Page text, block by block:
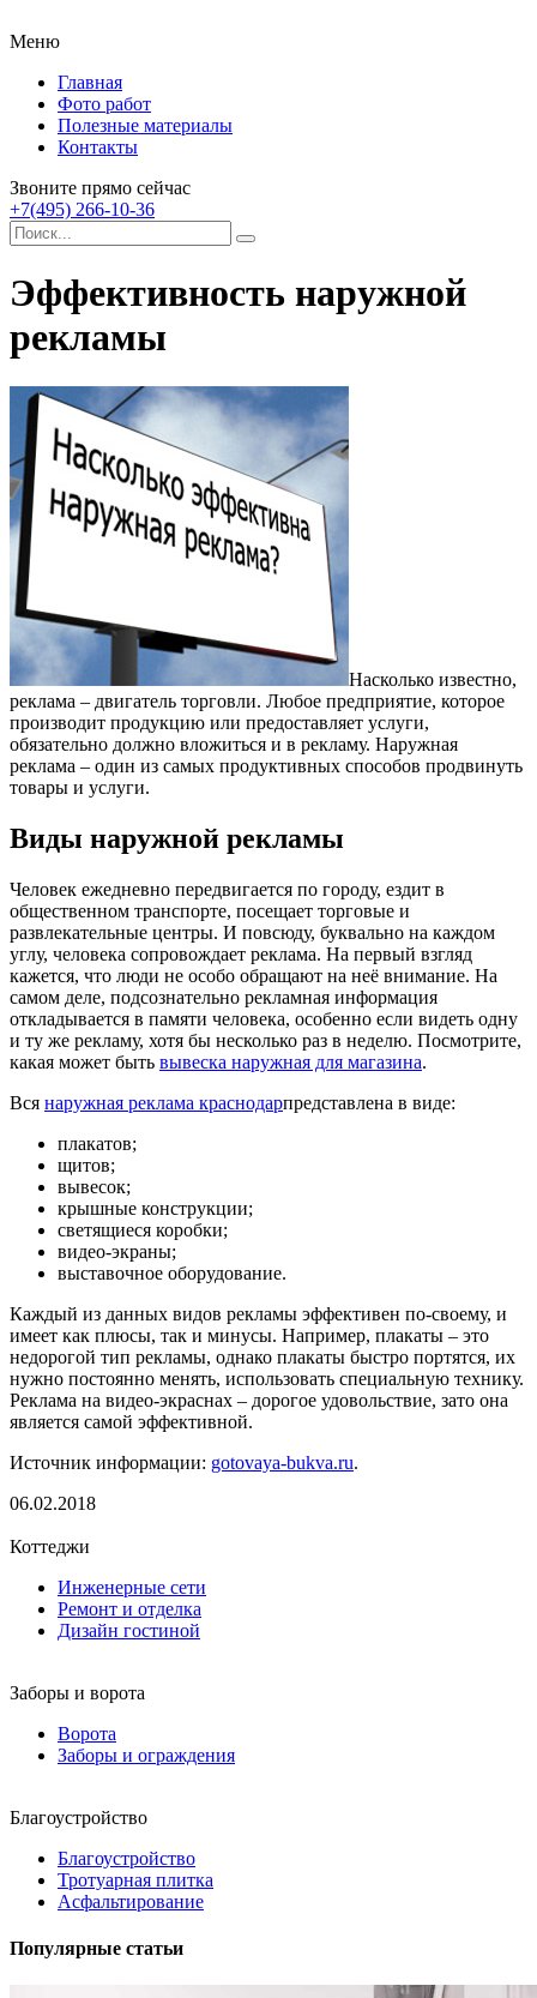
Меню
Главная
Фото работ
Полезные материалы
Контакты
Звоните прямо сейчас
+7(495) 266-10-36
Эффективность наружной
рекламы
Насколько известно,
реклама – двигатель торговли. Любое предприятие, которое
производит продукцию или предоставляет услуги,
обязательно должно вложиться и в рекламу. Наружная
реклама – один из самых продуктивных способов продвинуть
товары и услуги.
Виды наружной рекламы
Человек ежедневно передвигается по городу, ездит в
общественном транспорте, посещает торговые и
развлекательные центры. И повсюду, буквально на каждом
углу, человека сопровождает реклама. На первый взгляд
кажется, что люди не особо обращают на неё внимание. На
самом деле, подсознательно рекламная информация
откладывается в памяти человека, особенно если видеть одну
и ту же рекламу, хотя бы несколько раз в неделю. Посмотрите,
какая может быть вывеска наружная для магазина.
Вся наружная реклама краснодарпредставлена в виде:
плакатов;
щитов;
вывесок;
крышные конструкции;
светящиеся коробки;
видео-экраны;
выставочное оборудование.
Каждый из данных видов рекламы эффективен по-своему, и
имеет как плюсы, так и минусы. Например, плакаты – это
недорогой тип рекламы, однако плакаты быстро портятся, их
нужно постоянно менять, использовать специальную технику.
Реклама на видео-экраснах – дорогое удовольствие, зато она
является самой эффективной.
Источник информации: gotovaya-bukva.ru.
06.02.2018
Коттеджи
Инженерные сети
Ремонт и отделка
Дизайн гостиной
Заборы и ворота
Ворота
Заборы и ограждения
Благоустройство
Благоустройство
Тротуарная плитка
Асфальтирование
Популярные статьи